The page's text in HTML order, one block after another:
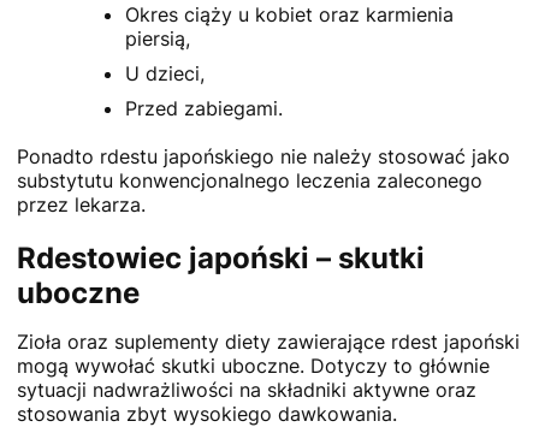
Okres ciąży u kobiet oraz karmienia
piersią,
U dzieci,
Przed zabiegami.
Ponadto rdestu japońskiego nie należy stosować jako
substytutu konwencjonalnego leczenia zaleconego
przez lekarza.
Rdestowiec japoński – skutki
uboczne
Zioła oraz suplementy diety zawierające rdest japoński
mogą wywołać skutki uboczne. Dotyczy to głównie
sytuacji nadwrażliwości na składniki aktywne oraz
stosowania zbyt wysokiego dawkowania.